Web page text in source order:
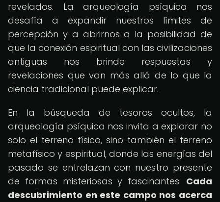
revelados. La arqueología psíquica nos
desafía a expandir nuestros límites de
percepción y a abrirnos a la posibilidad de
que la conexión espiritual con las civilizaciones
antiguas nos brinde respuestas y
revelaciones que van más allá de lo que la
ciencia tradicional puede explicar.
En la búsqueda de tesoros ocultos, la
arqueología psíquica nos invita a explorar no
solo el terreno físico, sino también el terreno
metafísico y espiritual, donde las energías del
pasado se entrelazan con nuestro presente
de formas misteriosas y fascinantes. Cada
descubrimiento en este campo nos acerca